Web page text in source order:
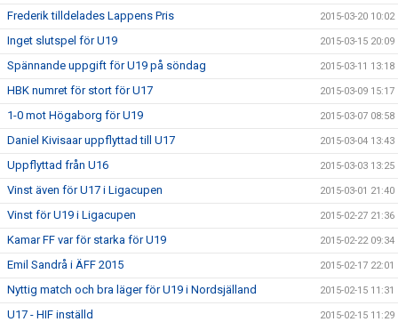
Frederik tilldelades Lappens Pris 2015-03-20 10:02
Inget slutspel för U19 2015-03-15 20:09
Spännande uppgift för U19 på söndag 2015-03-11 13:18
HBK numret för stort för U17 2015-03-09 15:17
1-0 mot Högaborg för U19 2015-03-07 08:58
Daniel Kivisaar uppflyttad till U17 2015-03-04 13:43
Uppflyttad från U16 2015-03-03 13:25
Vinst även för U17 i Ligacupen 2015-03-01 21:40
Vinst för U19 i Ligacupen 2015-02-27 21:36
Kamar FF var för starka för U19 2015-02-22 09:34
Emil Sandrå i ÄFF 2015 2015-02-17 22:01
Nyttig match och bra läger för U19 i Nordsjälland 2015-02-15 11:31
U17 - HIF inställd 2015-02-15 11:29